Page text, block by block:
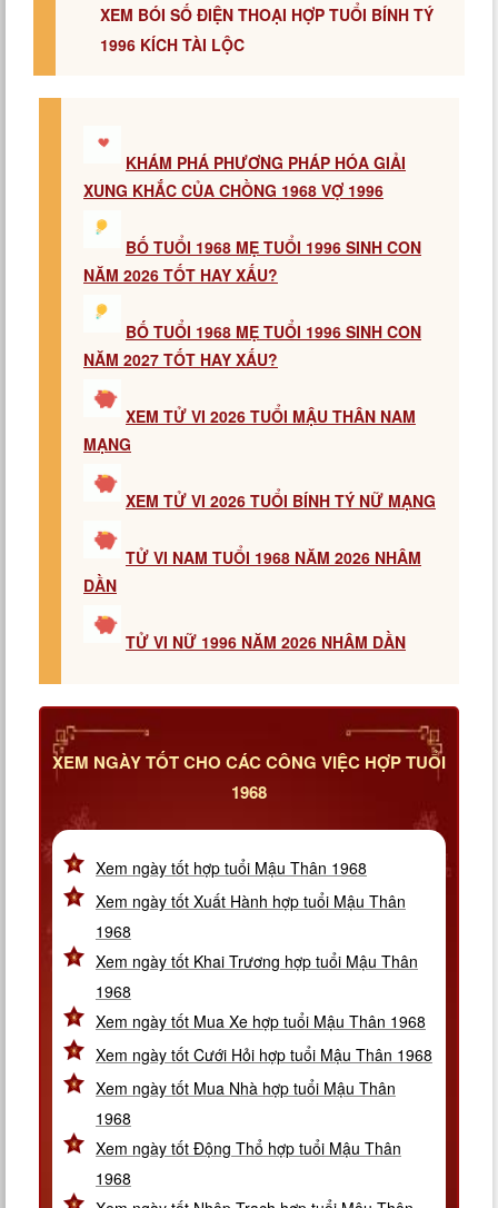
XEM BÓI SỐ ĐIỆN THOẠI HỢP TUỔI BÍNH TÝ
1996 KÍCH TÀI LỘC
KHÁM PHÁ PHƯƠNG PHÁP HÓA GIẢI
XUNG KHẮC CỦA CHỒNG 1968 VỢ 1996
BỐ TUỔI 1968 MẸ TUỔI 1996 SINH CON
NĂM 2026 TỐT HAY XẤU?
BỐ TUỔI 1968 MẸ TUỔI 1996 SINH CON
NĂM 2027 TỐT HAY XẤU?
XEM TỬ VI 2026 TUỔI MẬU THÂN NAM
MẠNG
XEM TỬ VI 2026 TUỔI BÍNH TÝ NỮ MẠNG
TỬ VI NAM TUỔI 1968 NĂM 2026 NHÂM
DẦN
TỬ VI NỮ 1996 NĂM 2026 NHÂM DẦN
XEM NGÀY TỐT CHO CÁC CÔNG VIỆC HỢP TUỔI
1968
Xem ngày tốt hợp tuổi Mậu Thân 1968
Xem ngày tốt Xuất Hành hợp tuổi Mậu Thân
1968
Xem ngày tốt Khai Trương hợp tuổi Mậu Thân
1968
Xem ngày tốt Mua Xe hợp tuổi Mậu Thân 1968
Xem ngày tốt Cưới Hỏi hợp tuổi Mậu Thân 1968
Xem ngày tốt Mua Nhà hợp tuổi Mậu Thân
1968
Xem ngày tốt Động Thổ hợp tuổi Mậu Thân
1968